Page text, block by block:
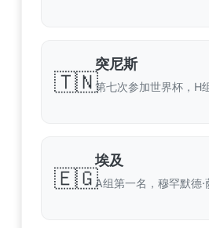
🇹🇳
突尼斯
第七次参加世界杯，H
🇪🇬
埃及
A组第一名，穆罕默德